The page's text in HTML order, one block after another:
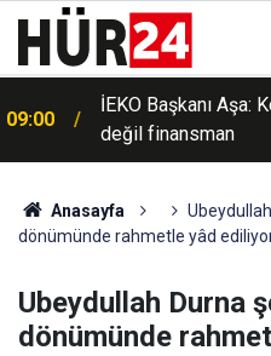
09:00
İEKO Başkanı Aşa:
değil finansman
Anasayfa
dönümünde rahmetle yâd
Ubeydullah Durna
dönümünde